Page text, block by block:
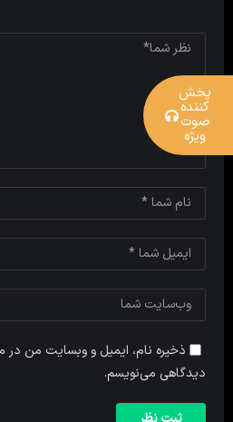
ذخیره نام، ایمیل و وبسایت من در
دیدگاهی می‌نویسم.
پخش
کننده
صوت
ویژه